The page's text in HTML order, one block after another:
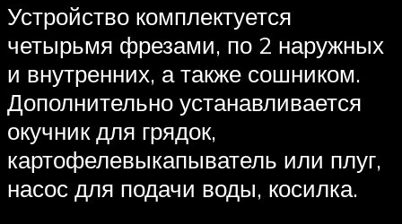
Устройство комплектуется
четырьмя фрезами, по 2 наружных
и внутренних, а также сошником.
Дополнительно устанавливается
окучник для грядок,
картофелевыкапыватель или плуг,
насос для подачи воды, косилка.